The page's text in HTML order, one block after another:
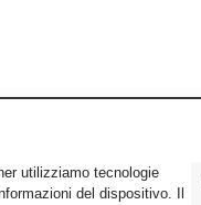
utilizziamo tecnologie
del dispositivo. Il